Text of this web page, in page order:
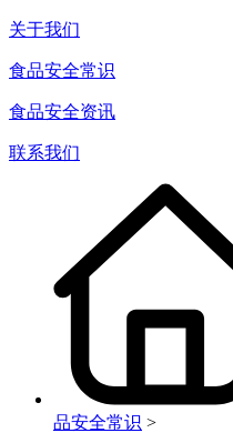
关于我们
食品安全常识
食品安全资讯
联系我们
品安全常识 >